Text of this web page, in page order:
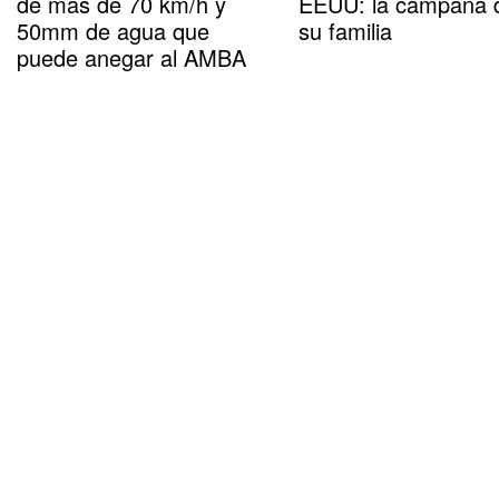
50mm de agua que
puede anegar al AMBA
su familia